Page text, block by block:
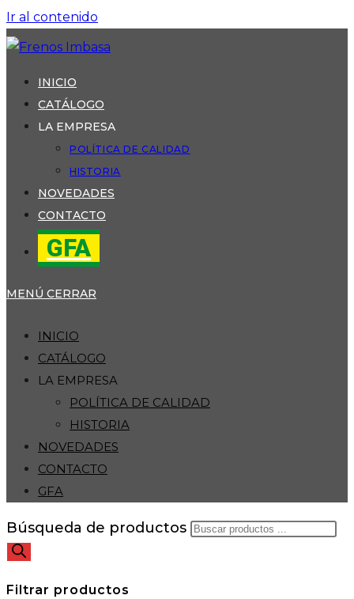
Ir al contenido
INICIO
CATÁLOGO
LA EMPRESA
POLÍTICA DE CALIDAD
HISTORIA
NOVEDADES
CONTACTO
GFA
MENÚ CERRAR
INICIO
CATÁLOGO
LA EMPRESA
POLÍTICA DE CALIDAD
HISTORIA
NOVEDADES
CONTACTO
GFA
Búsqueda de productos
Filtrar productos